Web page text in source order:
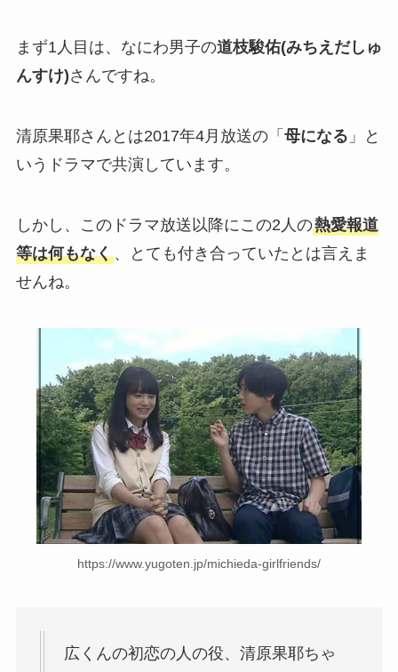
まず1人目は、なにわ男子の道枝駿佑(みちえだしゅ
んすけ)さんですね。
清原果耶さんとは2017年4月放送の「 母になる 」と
いうドラマで共演しています。
しかし、このドラマ放送以降にこの2人の熱愛報道
等は何もなく、とても付き合っていたとは言えま
せんね。
https://www.yugoten.jp/michieda-girlfriends/
広くんの初恋の人の役、清原果耶ちゃ